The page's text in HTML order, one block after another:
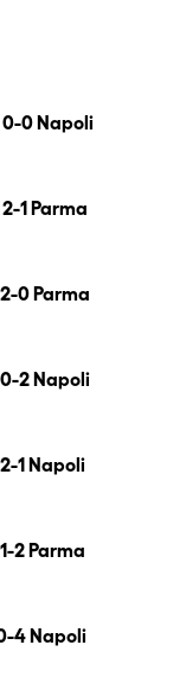
0 Napoli
1 Parma
0 Parma
2 Napoli
1 Napoli
2 Parma
4 Napoli